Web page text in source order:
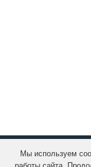
Мы используем